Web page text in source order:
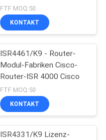
ASR1001
FTF MOQ:50
KONTAKT
ISR4461/K9 - Router-
Modul-Fabriken Cisco-
Router-ISR 4000 Cisco
FTF MOQ:50
KONTAKT
ISR4331/K9 Lizenz-